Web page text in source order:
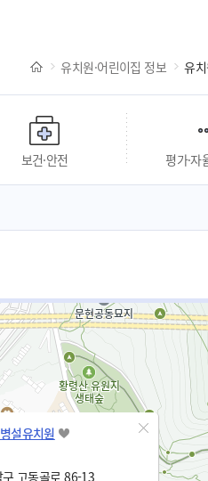
유치원·어린이집 정보 유
보건·안전 평가·자
설유치원
고동골로 86-13